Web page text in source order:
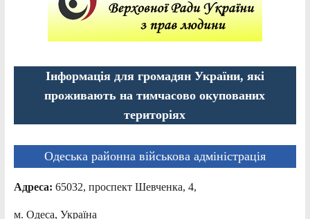
Інформація для громадян України, які
проживають на тимчасово окупованих
територіях
Одеська районна військова адміністрація
Адреса: 65032, проспект Шевченка, 4,
м. Одеса, Україна